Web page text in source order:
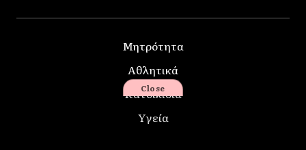
Μητρότητα
Αθλητικά
Κατοικίδια
Υγεία
Close